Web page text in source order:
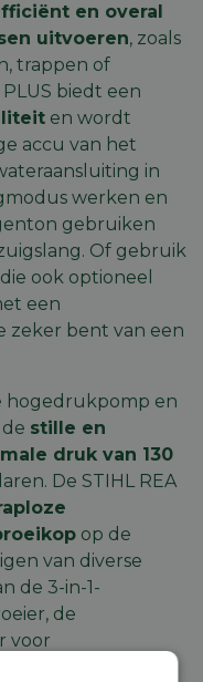
en overal
uitvoeren, zoals
trappen of
PLUS biedt een
en wordt
accu van het
in
werken en
gebruiken
Of gebruik
ook optioneel
een
zeker bent van een
hogedrukpomp en
stille en
druk van 130
De STIHL REA
op de
van diverse
de 3-in-1-
de
voor
hoeft de